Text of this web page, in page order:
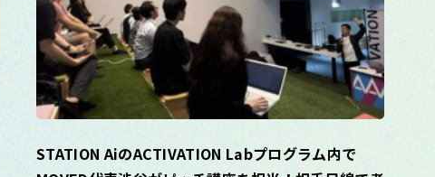
STATION AiのACTIVATION Labプログラム内で